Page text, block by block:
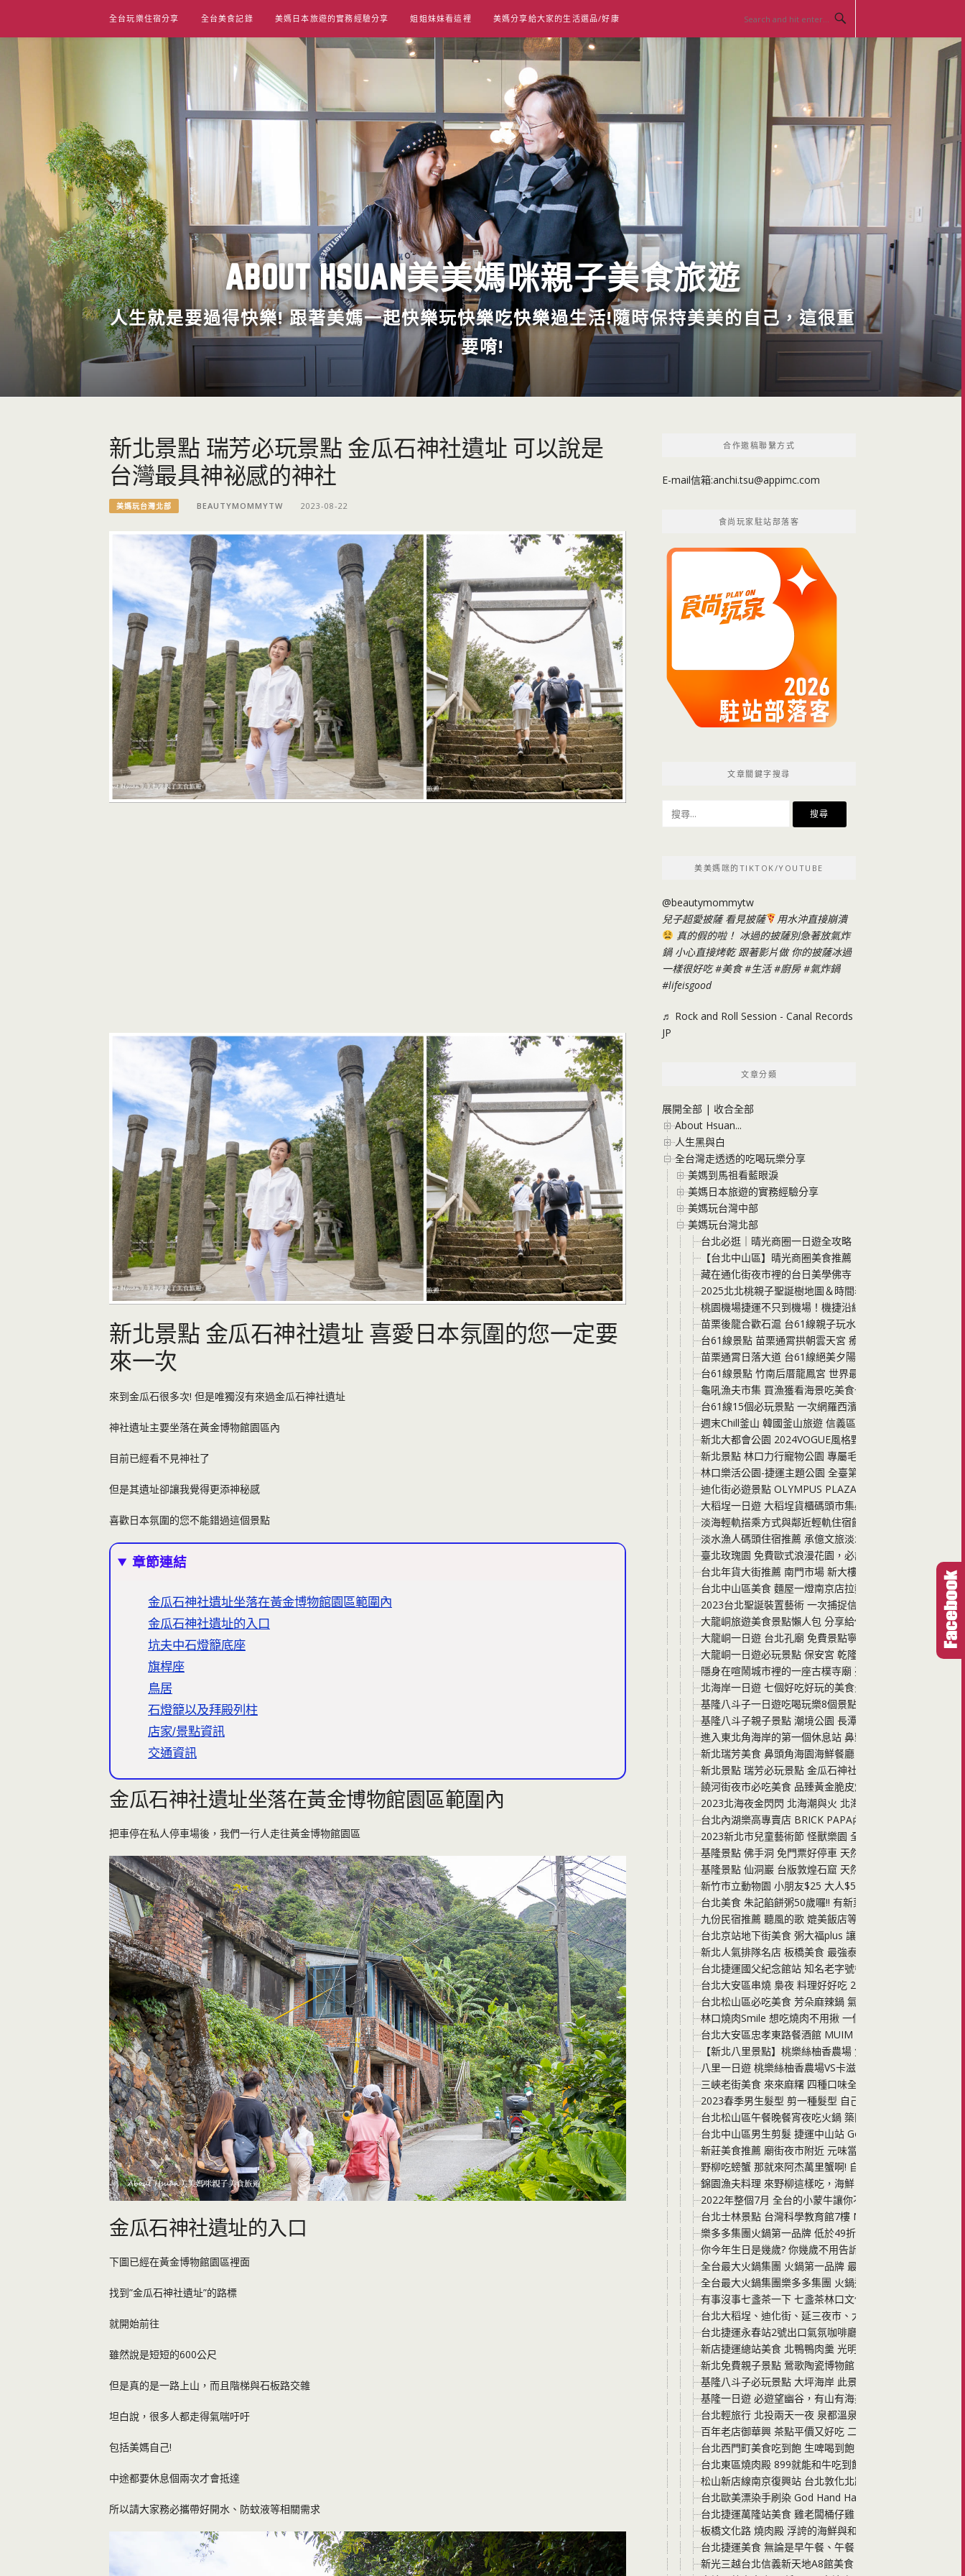
content
全台玩樂住宿分享 全台美食記錄 美媽日本旅遊的實務經驗分享 姐姐妹妹看這裡 美媽分享給大家的生活選品/好康
ABOUT HSUAN美美媽咪親子美食旅遊
人生就是要過得快樂! 跟著美媽一起快樂玩快樂吃快樂過生活!隨時保持美美的自己，這很重
要唷!
新北景點 瑞芳必玩景點 金瓜石神社遺址 可以說是
台灣最具神祕感的神社
美媽玩台灣北部 BEAUTYMOMMYTW 2023-08-22
新北景點 金瓜石神社遺址 喜愛日本氛圍的您一定要
來一次
來到金瓜石很多次! 但是唯獨沒有來過金瓜石神社遺址
神社遺址主要坐落在黃金博物館園區內
目前已經看不見神社了
但是其遺址卻讓我覺得更添神秘感
喜歡日本氛圍的您不能錯過這個景點
章節連結
金瓜石神社遺址坐落在黃金博物館園區範圍內
金瓜石神社遺址的入口
坑夫中石燈籠底座
旗桿座
鳥居
石燈籠以及拜殿列柱
店家/景點資訊
交通資訊
金瓜石神社遺址坐落在黃金博物館園區範圍內
把車停在私人停車場後，我們一行人走往黃金博物館園區
金瓜石神社遺址的入口
下圖已經在黃金博物館園區裡面
找到”金瓜石神社遺址”的路標
就開始前往
雖然說是短短的600公尺
但是真的是一路上山，而且階梯與石板路交雜
坦白說，很多人都走得氣喘吁吁
包括美媽自己!
中途都要休息個兩次才會抵達
所以請大家務必攜帶好開水、防蚊液等相關需求
合作邀稿聯繫方式
E-mail信箱:anchi.tsu@appimc.com
食尚玩家駐站部落客
文章關鍵字搜尋
尋
美美媽咪的TIKTOK/YOUTUBE
@beautymommytw
兒子超愛披薩 看見披薩
用水沖直接崩潰
真的假的啦！ 冰過的披薩別急著放氣炸
鍋 小心直接烤乾 跟著影片做 你的披薩冰過
一樣很好吃#美食 #生活 #廚房 #氣炸鍋
#lifeisgood
♬ Rock and Roll Session - Canal Records
JP
文章分類
展開全部 | 收合全部
About Hsuan...
人生黑與白
全台灣走透透的吃喝玩樂分享
美媽到馬祖看藍眼淚
美媽日本旅遊的實務經驗分享
美媽玩台灣中部
美媽玩台灣北部
台北必逛｜晴光商圈一日遊全攻略！從50年老店蔡家甜不
【台北中山區】晴光商圈美食推薦！城市冰品 大碗爆料
藏在通化街夜市裡的台日美學佛寺「天光願」，來自東京
2025北北桃親子聖誕樹地圖＆時間表｜捷運開車一次看懂
桃園機場捷運不只到機場！機捷沿線景點美食一日遊懶人
苗栗後龍合歡石滬 台61線親子玩水天堂，潮間帶抓螃蟹、
台61線景點 苗栗通霄拱朝雲天宮 療癒系台61線廟宇景點
苗栗通霄日落大道 台61線絕美夕陽，iPhone也能拍出專業
台61線景點 竹南后厝龍鳳宮 世界最大的坐身媽祖神像 廟
龜吼漁夫市集 買漁獲看海景吃美食一次滿足 高挑韓系質感
台61線15個必玩景點 一次網羅西濱快速公路沿線景點 博
週末Chill釜山 韓國釜山旅遊 信義區香堤大道南段釜山
新北大都會公園 2024VOGUE風格野餐日 免費入場 和家人
新北景點 林口力行寵物公園 專屬毛小孩玩耍 讓狗狗快樂跑
林口樂活公園-捷運主題公園 全臺第一座以捷運為主題的共
迪化街必遊景點 OLYMPUS PLAZA TAIPEI大稻埕旗艦店
大稻埕一日遊 大稻埕貨櫃碼頭市集必吃必玩分享 還要來逛
淡海輕軌搭乘方式與鄰近輕軌住宿飯店分享 台北新北親子
淡水漁人碼頭住宿推薦 承億文旅淡水吹風 鄰近淡海輕軌
臺北玫瑰園 免費歐式浪漫花園，必訪「台版凡爾賽」，自
台北年貨大街推薦 南門市場 新大樓乾淨舒適無異味 推嬰
台北中山區美食 麵屋一燈南京店拉麵 湯頭與麵條的滋味讓
2023台北聖誕裝置藝術 一次捕捉信義商圈與中山商圈兩
大龍峒旅遊美食景點懶人包 分享給你捷運下車後的三大必
大龍峒一日遊 台北孔廟 免費景點寧靜又好逛 圓山一日遊不
大龍峒一日遊必玩景點 保安宮 乾隆時期即建立的廟宇 搭
隱身在喧鬧城市裡的一座古樸寺廟 臺北臨濟護國禪寺 全臺
北海岸一日遊 七個好吃好玩的美食景點分享整理 必玩的
基隆八斗子一日遊吃喝玩樂8個景點這樣玩 大坪海岸、望
基隆八斗子親子景點 潮境公園 長潭里漁港潮間帶 必玩! 帶
進入東北角海岸的第一個休息站 鼻頭港服務區 有停車場、
新北瑞芳美食 鼻頭角海園海鮮餐廳 就在海旁邊的餐廳 吃
新北景點 瑞芳必玩景點 金瓜石神社遺址 可以說是台灣最具
饒河街夜市必吃美食 品臻黃金脆皮燒肉 酥酥脆脆 人手一盒
2023北海夜金閃閃 北海潮與火 北海岸一日遊 一年一度的
台北內湖樂高專賣店 BRICK PAPA內湖展示空間 樂高種
2023新北市兒童藝術節 怪獸樂園 全部玩透透 不用買票 免
基隆景點 佛手洞 免門票好停車 天然海蝕洞穴 喜歡探險的
基隆景點 仙洞巖 台版敦煌石窟 天然海蝕洞的廟宇 一線天
新竹市立動物園 小朋友$25 大人$50好好玩 近距離觀察動
台北美食 朱記餡餅粥50歲囉!! 有新菜色還有餡餅山大胃王
九份民宿推薦 聽風的歌 媲美飯店等級的chill 附停車場 走
台北京站地下街美食 粥大福plus 讓你體驗盛夏一口吃粥一
新北人氣排隊名店 板橋美食 最強泰式火鍋 追樂秘式泰鍋物
台北捷運國父紀念館站 知名老字號餐廳 星辰牛排 來吃米
台北大安區串燒 梟夜 料理好好吃 2023母親節活動帶媽咪
台北松山區必吃美食 芳朵麻辣鍋 氣氛超優雅 還有包廂區
林口燒肉Smile 想吃燒肉不用揪 一個人也能爽吃燒肉 還有
台北大安區忠孝東路餐酒館 MUIM Taipei 放感情 木曜酒
【新北八里景點】桃樂絲柚香農場 免門票！親子看動物、
八里一日遊 桃樂絲柚香農場VS卡滋爆米花觀光工廠 有吃
三峽老街美食 來來麻糬 四種口味全部手工現點現包 料餡
2023春季男生髮型 剪一種髮型 自己能變換成兩種造型 中
台北松山區午餐晚餐宵夜吃火鍋 築間幸福鍋物台北復興南
台北中山區男生剪髮 捷運中山站 God Hand 不用到東區就
新莊美食推薦 廟街夜市附近 元味當歸 想吃羊肉湯一個人
野柳吃螃蟹 那就來阿杰萬里蟹啊! 自家漁船現撈，海鮮料理
錦園漁夫料理 來野柳這樣吃，海鮮、龍蝦、花斑魚、九孔
2022年整個7月 全台的小蒙牛讓你不只肉肉海鮮吃到飽還
台北士林景點 台灣科學教育館7樓 NAKED URANAI
樂多多集團火鍋第一品牌 低於49折，多3元多3件 肉多多
你今年生日是幾歲? 你幾歲不用告訴我，只要你去四川龍
全台最大火鍋集團 火鍋第一品牌 最狂排隊名店 最潮台味狂
全台最大火鍋集團樂多多集團 火鍋迷必吃名店 肉多多火鍋
有事沒事七盞茶一下 七盞茶林口文化店門市 新鮮手作的幸
台北大稻埕、迪化街、延三夜市、大稻埕D.G Hotel花園旅
台北捷運永春站2號出口氣氛咖啡廳 咖竅COTCHA永春旗
新店捷運總站美食 北鴨鴨肉羹 光明商圈必吃 一碗羹裡有滿
新北免費親子景點 鶯歌陶瓷博物館 鶯歌藝術季 免門票 園
基隆八斗子必玩景點 大坪海岸 此景點真的非常美，但是也
基隆一日遊 必遊望幽谷，有山有海美景讓人好忘憂
台北輕旅行 北投兩天一夜 泉都溫泉會館泡湯 北投公園 綠
百年老店御華興 茶點平價又好吃 二樓座位新開幕 空間寬
台北西門町美食吃到飽 生啤喝到飽 串燒殿西門 空間寬敞
台北東區燒肉殿 899就能和牛吃到飽 捷運忠孝敦化站走路4
松山新店線南京復興站 台北敦化北路 廚房客家美食 料理
台北歐美漂染手刷染 God Hand Hair Salon 想要有型又時
台北捷運萬隆站美食 雞老闆桶仔雞 不同於一般傳統桶仔
板橋文化路 燒肉殿 浮誇的海鮮與和牛 生啤酒無限暢飲 來
台北捷運美食 無論是早午餐、午餐、下午茶、喝咖啡、喝
新光三越台北信義新天地A8館美食 黃亞細肉骨茶 很適合喜